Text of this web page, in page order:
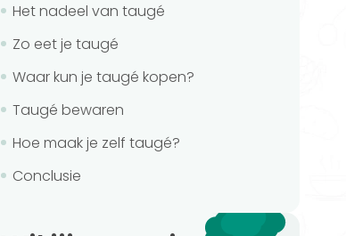
Het nadeel van taugé
Zo eet je taugé
Waar kun je taugé kopen?
Taugé bewaren
Hoe maak je zelf taugé?
Conclusie